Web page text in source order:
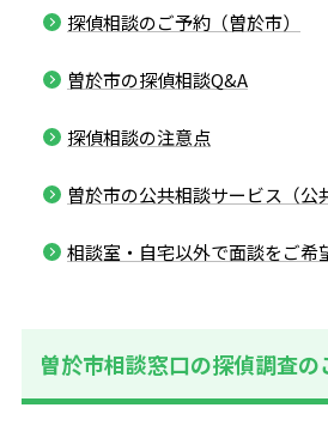
探偵相談のご予約（曽於市）
曽於市の探偵相談Q&A
探偵相談の注意点
曽於市の公共相談サービス（公
相談室・自宅以外で面談をご希
曽於市相談窓口の探偵調査の